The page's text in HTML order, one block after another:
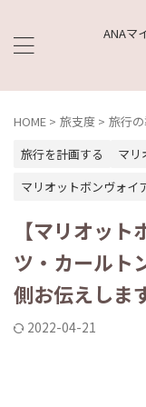
ANAマ
HOME > 旅支度 > 旅行
旅行を計画する
マリ
マリオットボンヴォイ
【マリオッ
ツ・カールト
側お伝えしま
2022-04-21